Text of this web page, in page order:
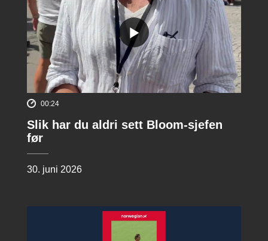
00:24
Slik har du aldri sett Bloom-sjefen
før
30. juni 2026